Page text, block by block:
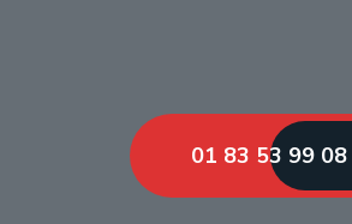
01 83 53 99 08